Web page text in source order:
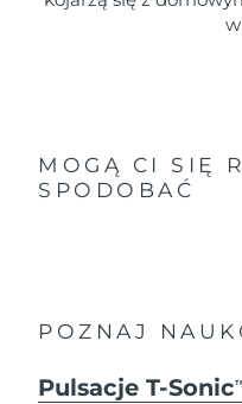
MOGĄ CI SIĘ
SPODOBAĆ
POZNAJ
Pulsacje T-Sonic